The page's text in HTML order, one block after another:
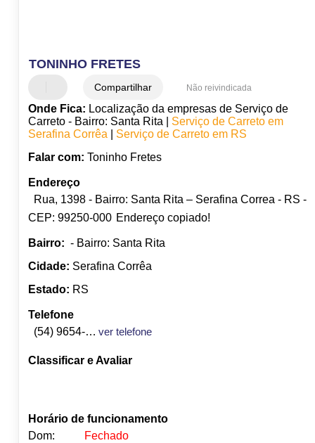
TONINHO FRETES
Compartilhar Não reivindicada
Onde Fica: Localização da empresas de Serviço de
Carreto - Bairro: Santa Rita | Serviço de Carreto em
Serafina Corrêa| Serviço de Carreto em RS
Falar com: Toninho Fretes
Endereço
Rua, 1398 - Bairro: Santa Rita – Serafina Correa - RS -
CEP: 99250-000 Endereço copiado!
Bairro: - Bairro: Santa Rita
Cidade: Serafina Corrêa
Estado: RS
Telefone
(54) 9654-1052
ver telefone
Classificar e Avaliar
Horário de funcionamento
Dom:
Fechado